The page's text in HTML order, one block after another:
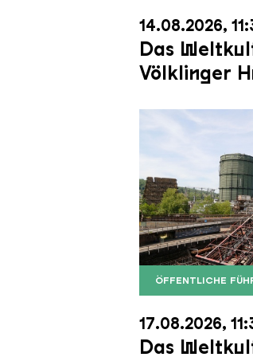
14.08.2026,
Das
Völklinger
ÖFFENTLICHE
Der
Copyright:
17.08.2026,
Das